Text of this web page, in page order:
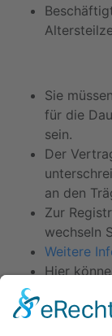
Sie
für die
sein.
Der
an den
Zur
wechseln
Weitere
Hier